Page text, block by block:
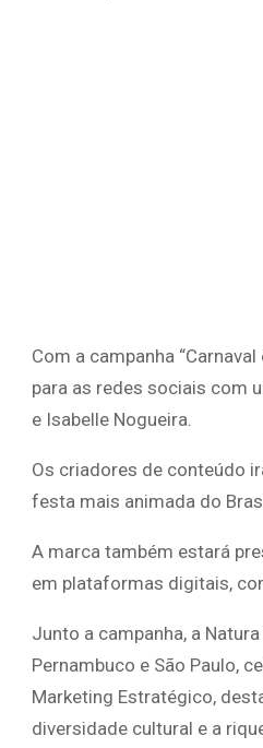
Com a campanha
para as redes sociais com
e Isabelle Nogueira.
Os criadores de conteúdo
festa mais animada do
A marca também estará
em plataformas digitais,
Junto a campanha, a
Pernambuco e São Paulo,
Marketing Estratégico,
diversidade cultural e a